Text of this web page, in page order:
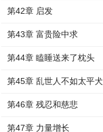
第42章 启发
第43章 富贵险中求
第44章 瞌睡送来了枕头
第45章 乱世人不如太平犬
第46章 残忍和慈悲
第47章 力量增长